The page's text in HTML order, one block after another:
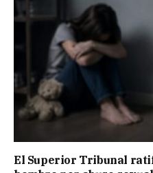
El Superior Tribunal